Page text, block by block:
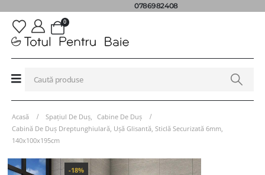
0786982408
0
Acasă Spațiul De Duș
Cabine De Duș
Cabină De Duș Dreptunghiulară, Ușă Glisantă, Sticlă Securizată 6mm,
140x100x195cm
-18%